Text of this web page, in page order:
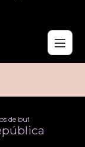
da manha
de buffets em casa